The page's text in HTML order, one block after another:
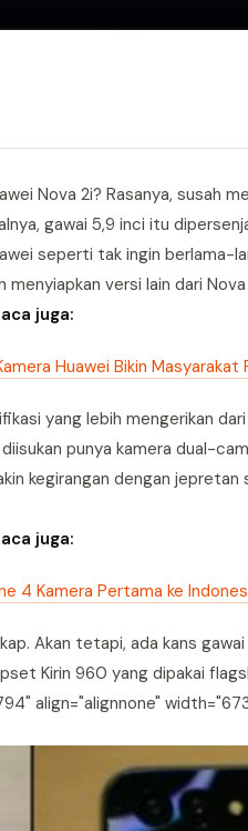
Nova 2i? Rasanya, susah
gawai 5,9 inci itu
seperti tak ingin
versi lain dari Nova
juga:
Huawei Bikin Masyarakat
yang lebih mengerikan
punya kamera dual-
kegirangan dengan
juga:
4 Kamera Pertama ke
Akan tetapi, ada kans
Kirin 960 yang dipakai
align="alignnone"